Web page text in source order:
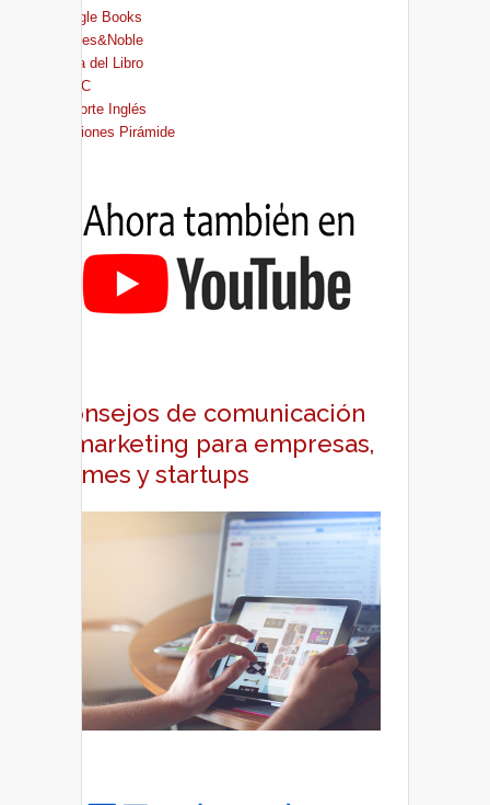
Google Books
Barnes&Noble
Casa del Libro
FNAC
El Corte Inglés
Ediciones Pirámide
Consejos de comunicación
y marketing para empresas,
pymes y startups